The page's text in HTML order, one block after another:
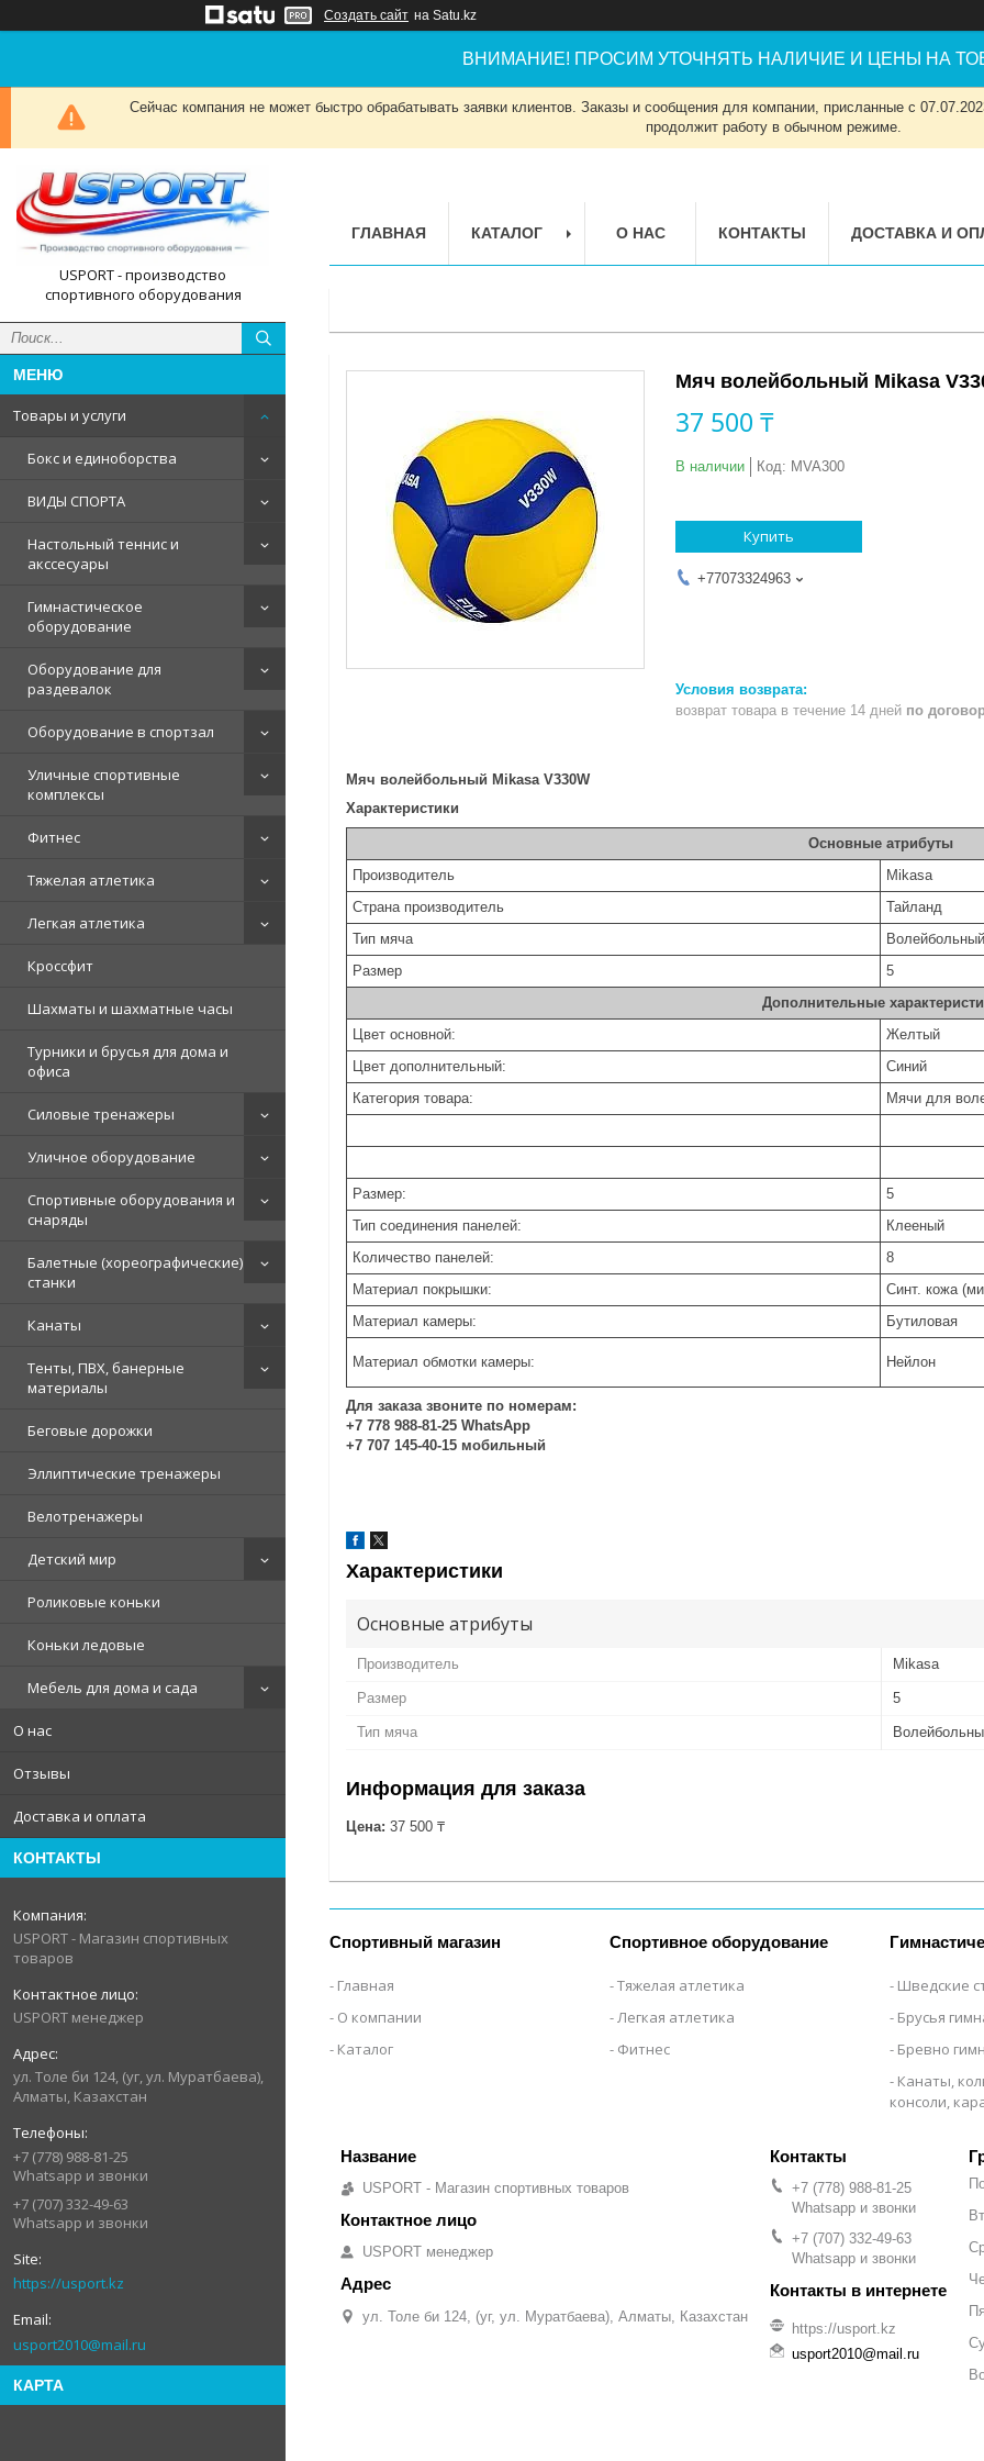
Создать сайт на Satu.kz
ВНИМАНИЕ! ПРОСИМ УТОЧНЯТЬ НАЛИЧИЕ И ЦЕНЫ НА
Сейчас компания не может быстро обрабатывать заявки клиентов. Заказы и сообщения для компании, присланные с
продолжит работу в обычном режиме.
USPORT - производство
спортивного оборудования
Товары и услуги
Бокс и единоборства
ВИДЫ СПОРТА
Настольный теннис и
акссесуары
Гимнастическое
оборудование
Оборудование для
раздевалок
Оборудование в спортзал
Уличные спортивные
комплексы
Фитнес
Тяжелая атлетика
Легкая атлетика
Кроссфит
Шахматы и шахматные часы
Турники и брусья для дома и
офиса
Силовые тренажеры
Уличное оборудование
Спортивные оборудования и
снаряды
Балетные (хореографические)
станки
Канаты
Тенты, ПВХ, банерные
материалы
Беговые дорожки
Эллиптические тренажеры
Велотренажеры
Детский мир
Роликовые коньки
Коньки ледовые
Мебель для дома и сада
О нас
Отзывы
Доставка и оплата
КОНТАКТЫ
USPORT - Магазин спортивных
товаров
USPORT менеджер
ул. Толе би 124, (уг, ул. Муратбаева),
Алматы, Казахстан
+7 (778) 988-81-25
Whatsapp и звонки
+7 (707) 332-49-63
Whatsapp и звонки
https://usport.kz
usport2010@mail.ru
КАРТА
ГЛАВНАЯ КАТАЛОГ О НАС КОНТАКТЫ ДОСТАВКА И
Мяч волейбольный Mikasa
37 500 ₸
В наличии Код: MVA300
Купить
+77073324963
возврат товара в течение 14 дней по
Мяч волейбольный Mikasa V330W
Характеристики
Основные атрибуты
Производитель
Mikasa
Страна производитель
Тайланд
Тип мяча
Волейбольный
Размер
5
Дополнительные
Цвет основной:
Желтый
Цвет дополнительный:
Синий
Категория товара:
Мячи для
Размер:
5
Тип соединения панелей:
Клееный
Количество панелей:
8
Материал покрышки:
Синт. кожа
Материал камеры:
Бутиловая
Материал обмотки камеры: Нейлон
Для заказа звоните по номерам:
+7 778 988-81-25 WhatsApp
+7 707 145-40-15 мобильный
Характеристики
Основные атрибуты
Производитель Mikasa
Размер 5
Тип мяча
Информация для заказа
Цена: 37 500 ₸
Спортивный магазин
Главная
О компании
Каталог
Спортивное оборудование
Тяжелая атлетика
Легкая атлетика
Фитнес
Шведские
Брусья
Бревно
Канаты,
консоли,
USPORT - Магазин спортивных товаров
USPORT менеджер
ул. Толе би 124, (уг, ул. Муратбаева), Алматы, Казахстан
+7 (778) 988-81-25
Whatsapp и звонки
+7 (707) 332-49-63
Whatsapp и звонки
https://usport.kz
usport2010@mail.ru